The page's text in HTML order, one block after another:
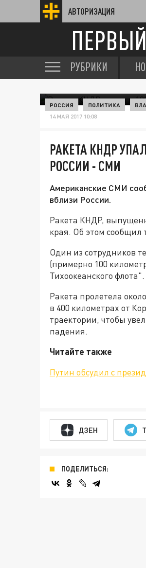
АВТОРИЗАЦИЯ
РУБРИКИ
РОССИЯ ПОЛИТИКА
14 МАЯ 2017 10:08
РАКЕТА КНДР
РОССИИ - СМИ
Американские СМИ
вблизи России.
Ракета КНДР,
края. Об этом сообщил
Один из сотрудников
(примерно 100
Тихоокеанского флота".
Ракета пролетела
в 400 километрах от
траектории, чтобы
падения.
Читайте также
Путин обсудил с
ДЗЕН
ПОДЕЛИТЬСЯ: